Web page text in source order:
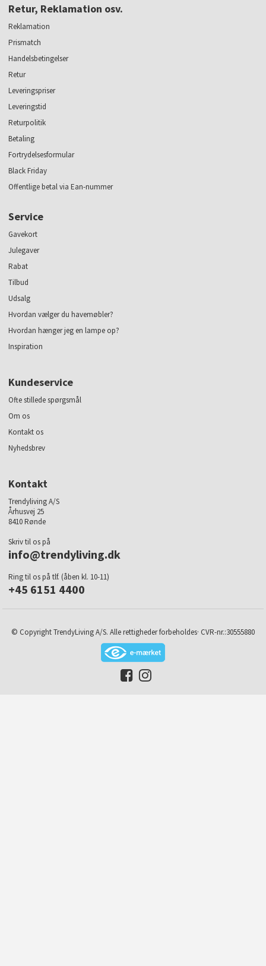
Retur, Reklamation osv.
Reklamation
Prismatch
Handelsbetingelser
Retur
Leveringspriser
Leveringstid
Returpolitik
Betaling
Fortrydelsesformular
Black Friday
Offentlige betal via Ean-nummer
Service
Gavekort
Julegaver
Rabat
Tilbud
Udsalg
Hvordan vælger du havemøbler?
Hvordan hænger jeg en lampe op?
Inspiration
Kundeservice
Ofte stillede spørgsmål
Om os
Kontakt os
Nyhedsbrev
Kontakt
Trendyliving A/S
Århusvej 25
8410 Rønde
Skriv til os på
info@trendyliving.dk
Ring til os på tlf. (åben kl. 10-11)
+45 6151 4400
© Copyright TrendyLiving A/S. Alle rettigheder forbeholdes· CVR-nr.:30555880